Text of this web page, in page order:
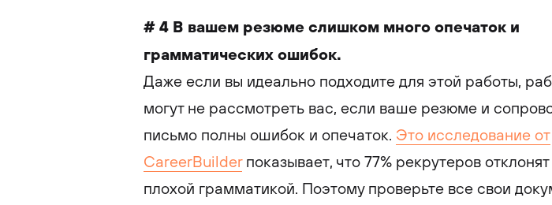
# 4 В вашем резюме слишком много опечаток и
грамматических ошибок.
Даже если вы идеально подходите для этой работы,
могут не рассмотреть вас, если ваше резюме и
письмо полны ошибок и опечаток. Это исследование от
CareerBuilderпоказывает, что 77% рекрутеров
плохой грамматикой. Поэтому проверьте все свои